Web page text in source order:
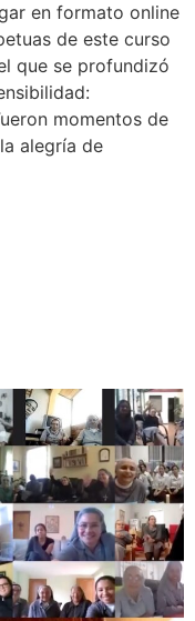
en formato online
de este curso
que se profundizó
momentos de
alegría de